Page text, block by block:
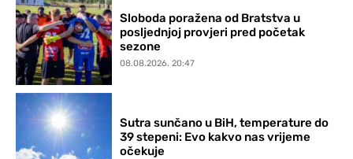
Sloboda poražena od Bratstva u
posljednjoj provjeri pred početak
sezone
08.08.2026. 20:47
Sutra sunčano u BiH, temperature do
39 stepeni: Evo kakvo nas vrijeme
očekuje